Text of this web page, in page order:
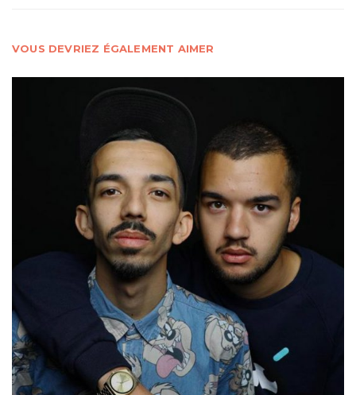
VOUS DEVRIEZ ÉGALEMENT AIMER